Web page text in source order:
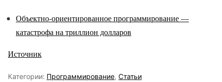
Объектно-ориентированное программирование —
катастрофа на триллион долларов
Источник
Категории: Программирование, Статьи